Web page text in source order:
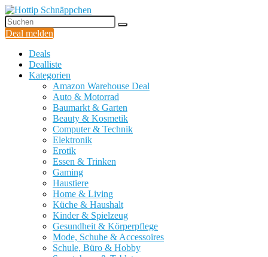
Deal melden
Deals
Dealliste
Kategorien
Amazon Warehouse Deal
Auto & Motorrad
Baumarkt & Garten
Beauty & Kosmetik
Computer & Technik
Elektronik
Erotik
Essen & Trinken
Gaming
Haustiere
Home & Living
Küche & Haushalt
Kinder & Spielzeug
Gesundheit & Körperpflege
Mode, Schuhe & Accessoires
Schule, Büro & Hobby